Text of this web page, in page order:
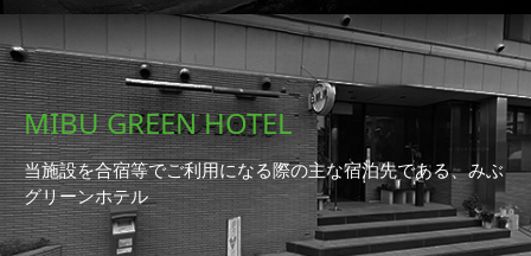
MIBU GREEN HOTEL
当施設を合宿等でご利用になる際の主な宿泊先である、みぶ
グリーンホテル